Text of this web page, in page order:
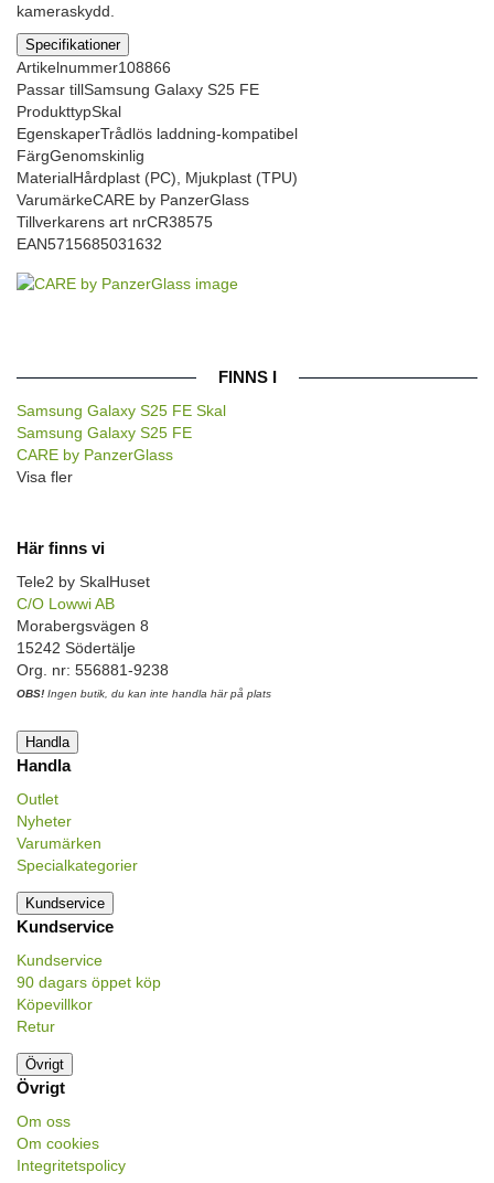
kameraskydd.
Specifikationer
Artikelnummer108866
Passar tillSamsung Galaxy S25 FE
ProdukttypSkal
EgenskaperTrådlös laddning-kompatibel
FärgGenomskinlig
MaterialHårdplast (PC), Mjukplast (TPU)
VarumärkeCARE by PanzerGlass
Tillverkarens art nrCR38575
EAN5715685031632
FINNS I
Samsung Galaxy S25 FE Skal
Samsung Galaxy S25 FE
CARE by PanzerGlass
Visa fler
Här finns vi
Tele2 by SkalHuset
C/O Lowwi AB
Morabergsvägen 8
15242 Södertälje
Org. nr: 556881-9238
OBS! Ingen butik, du kan inte handla här på plats
Handla
Handla
Outlet
Nyheter
Varumärken
Specialkategorier
Kundservice
Kundservice
Kundservice
90 dagars öppet köp
Köpevillkor
Retur
Övrigt
Övrigt
Om oss
Om cookies
Integritetspolicy